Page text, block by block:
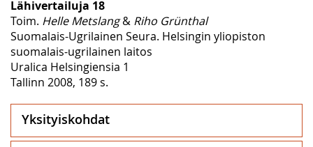
Lähivertailuja 18
Toim. Helle Metslang& Riho Grünthal
Suomalais-Ugrilainen Seura. Helsingin yliopiston
suomalais-ugrilainen laitos
Uralica Helsingiensia 1
Tallinn 2008, 189 s.
Yksityiskohdat